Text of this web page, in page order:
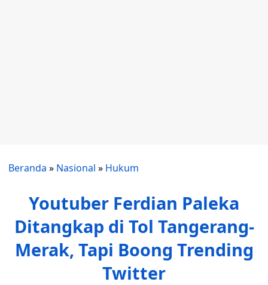
Beranda » Nasional » Hukum
Youtuber Ferdian Paleka
Ditangkap di Tol Tangerang-
Merak, Tapi Boong Trending
Twitter